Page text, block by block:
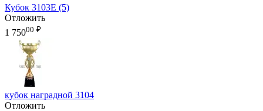
Кубок 3103E (5)
Отложить
1 75000 ₽
кубок наградной 3104
Отложить